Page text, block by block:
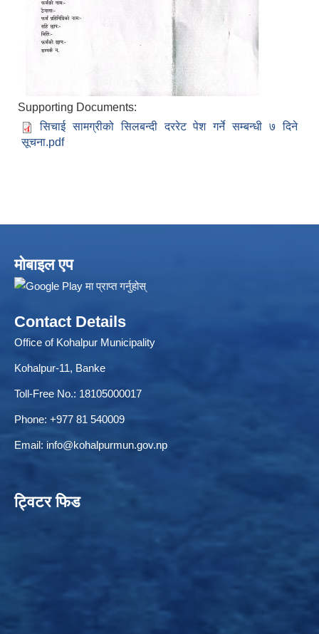
Supporting Documents:
सिचाई सामग्रीको सिलबन्दी दररेट पेश गर्ने सम्बन्धी ७ दिने
सूचना.pdf
मोबाइल एप
Contact Details
Office of Kohalpur Municipality
Kohalpur-11, Banke
Toll-Free No.: 18105000017
Phone: +977 81 540009
Email: info@kohalpurmun.gov.np
ट्विटर फिड